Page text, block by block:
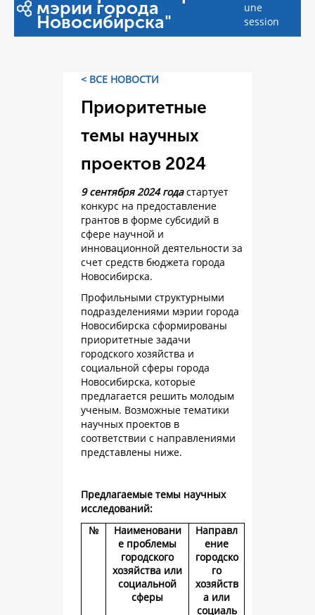
мэрии города
Новосибирска"
une
session
< ВСЕ НОВОСТИ
Приоритетные
темы научных
проектов 2024
9 сентября 2024 годастартует
конкурс на предоставление
грантов в форме субсидий в
сфере научной и
инновационной деятельности за
счет средств бюджета города
Новосибирска.
Профильными структурными
подразделениями мэрии города
Новосибирска сформированы
приоритетные задачи
городского хозяйства и
социальной сферы города
Новосибирска, которые
предлагается решить молодым
ученым. Возможные тематики
научных проектов в
соответствии с направлениями
представлены ниже.
Предлагаемые темы научных
исследований:
№
Наименовани
е проблемы
городского
хозяйства или
социальной
сферы
Направл
ение
городско
го
хозяйств
а или
социаль